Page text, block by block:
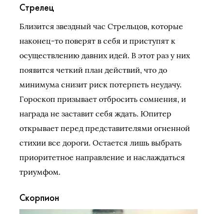
Стрелец
Близится звездный час Стрельцов, которые
наконец-то поверят в себя и приступят к
осуществлению давних идей. В этот раз у них
появится четкий план действий, что до
минимума снизит риск потерпеть неудачу.
Гороскоп призывает отбросить сомнения, и
награда не заставит себя ждать. Юпитер
открывает перед представителями огненной
стихии все дороги. Остается лишь выбрать
приоритетное направление и наслаждаться
триумфом.
Скорпион